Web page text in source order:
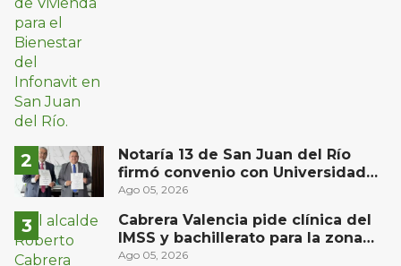
Notaría 13 de San Juan del Río
firmó convenio con Universidad
Privada del Bajío para recibir
Ago 05, 2026
Cabrera Valencia pide clínica del
IMSS y bachillerato para la zona
oriente de San Juan del Río
Ago 05, 2026